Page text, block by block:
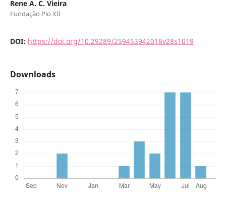
Rene A. C. Vieira
Fundação Pio XII
DOI: https://doi.org/10.29289/259453942018v28s1019
Downloads